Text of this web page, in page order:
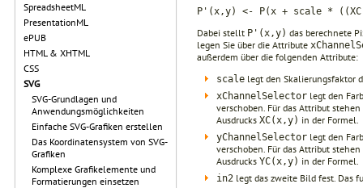
SpreadsheetML
PresentationML
ePUB
HTML & XHTML
CSS
SVG
SVG-Grundlagen und
Anwendungsmöglichkeiten
Einfache SVG-Grafiken erstellen
Das Koordinatensystem von SVG-
Grafiken
Komplexe Grafikelemente und
Formatierungen einsetzen
P'(x,y) <- P(x + scale *
Dabei stellt P'(x,y) das berechnete
legen Sie über die Attribute
außerdem über die folgenden Attribute:
scale legt den Skalierungsfaktor
xChannelSelector legt den
verschoben. Für das Attribut
Ausdrucks XC(x,y) in der Formel.
yChannelSelector legt den
verschoben. Für das Attribut
Ausdrucks YC(x,y) in der Formel.
in2 legt das zweite Bild fest. Das